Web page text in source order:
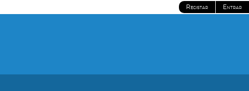
Registar Entrar